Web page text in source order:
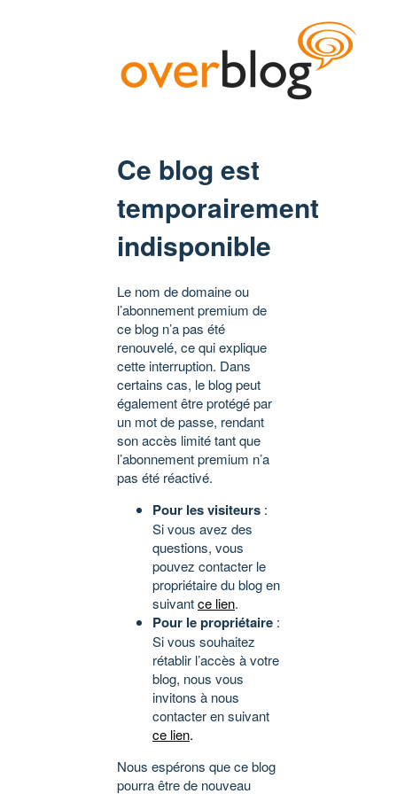
Ce blog est
temporairement
indisponible
Le nom de domaine ou
l’abonnement premium de
ce blog n’a pas été
renouvelé, ce qui explique
cette interruption. Dans
certains cas, le blog peut
également être protégé par
un mot de passe, rendant
son accès limité tant que
l’abonnement premium n’a
pas été réactivé.
Pour les visiteurs :
Si vous avez des
questions, vous
pouvez contacter le
propriétaire du blog en
suivantce lien.
Pour le propriétaire :
Si vous souhaitez
rétablir l’accès à votre
blog, nous vous
invitons à nous
contacter en suivant
ce lien.
Nous espérons que ce blog
pourra être de nouveau